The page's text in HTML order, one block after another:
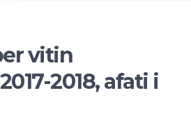
vitin
2018, afati i